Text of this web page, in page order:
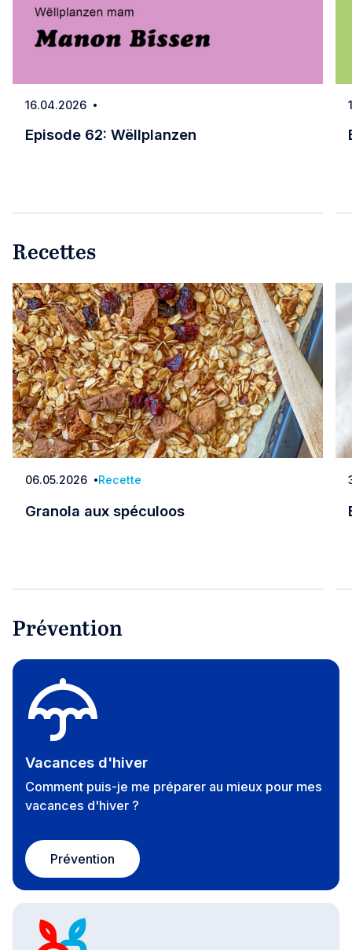
Date
16.04.2026
Episode 62: Wëllplanzen
Recettes
Date
06.05.2026 Recette
Granola aux spéculoos
Prévention
Vacances d'hiver
Comment puis-je me préparer au mieux pour mes
vacances d'hiver ?
Prévention